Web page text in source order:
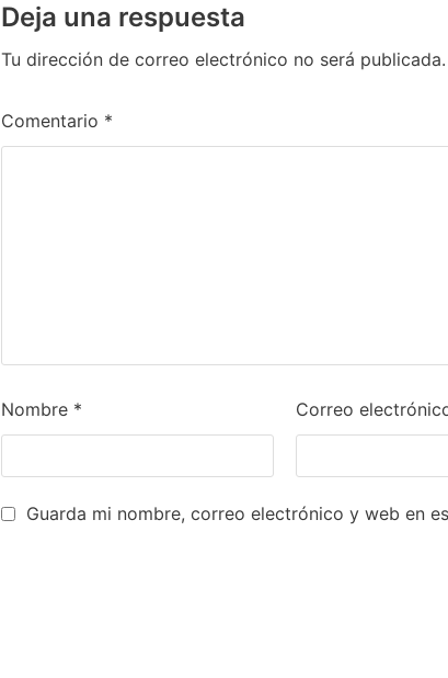
Deja una respuesta
Tu dirección de correo electrónico no será publicada.
Comentario *
Nombre * Correo
Guarda mi nombre, correo electrónico y web en